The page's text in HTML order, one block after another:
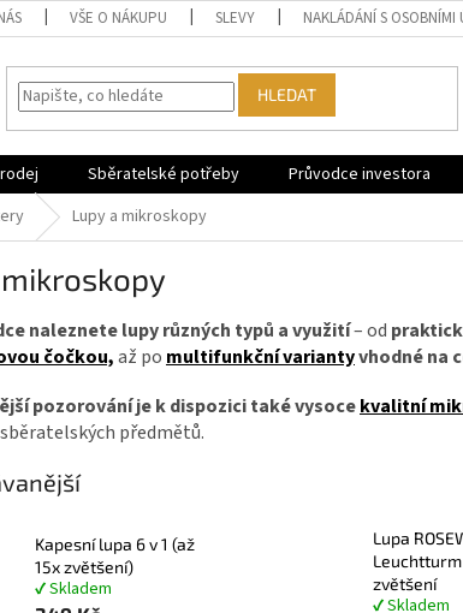
VŠE O NÁKUPU SLEVY NAKLÁDÁNÍ S OSOBNÍMI
HLEDAT
Sběratelské potřeby Průvodce investora
Lupy a mikroskopy
naleznete lupy různých typů a využití– od
čočkou,až po multifunkční variantyvhodné na
pozorování je k dispozici také vysocekvalitní
předmětů.
Kapesní lupa 6 v 1 (až
15x zvětšení)
✔ Skladem
Lupa
zvětšení
✔ Skladem